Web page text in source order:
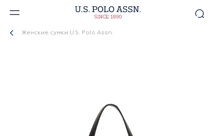
Женские сумки U.S. Polo Assn.